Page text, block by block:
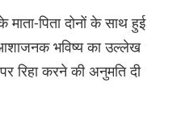
पिता दोनों के साथ हुई
भविष्य का उल्लेख
रिहा करने की अनुमति दी